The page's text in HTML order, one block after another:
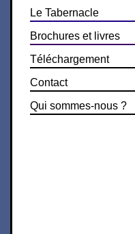
Le Tabernacle
Brochures et livres
Téléchargement
Contact
Qui sommes-nous ?